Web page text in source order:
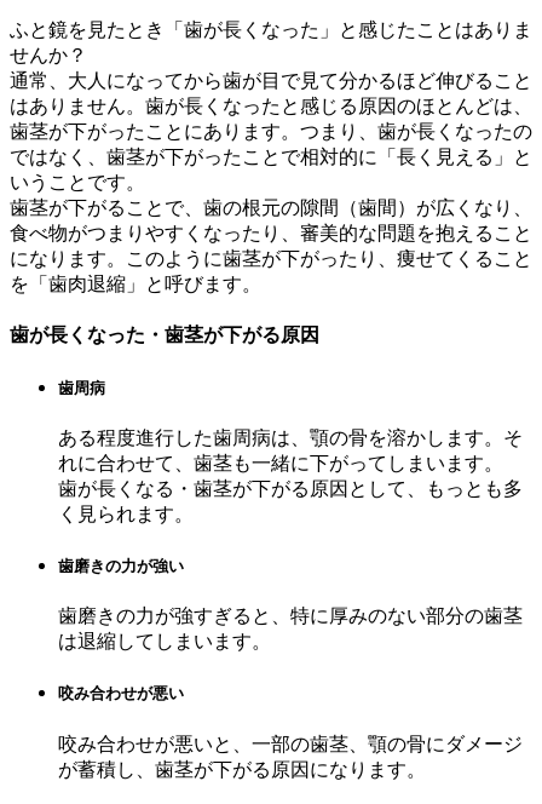
ふと鏡を見たとき「歯が長くなった」と感じたことはありま
せんか？
通常、大人になってから歯が目で見て分かるほど伸びること
はありません。歯が長くなったと感じる原因のほとんどは、
歯茎が下がったことにあります。つまり、歯が長くなったの
ではなく、歯茎が下がったことで相対的に「長く見える」と
いうことです。
歯茎が下がることで、歯の根元の隙間（歯間）が広くなり、
食べ物がつまりやすくなったり、審美的な問題を抱えること
になります。このように歯茎が下がったり、痩せてくること
を「歯肉退縮」と呼びます。
歯が長くなった・歯茎が下がる原因
歯周病
ある程度進行した歯周病は、顎の骨を溶かします。そ
れに合わせて、歯茎も一緒に下がってしまいます。
歯が長くなる・歯茎が下がる原因として、もっとも多
く見られます。
歯磨きの力が強い
歯磨きの力が強すぎると、特に厚みのない部分の歯茎
は退縮してしまいます。
咬み合わせが悪い
咬み合わせが悪いと、一部の歯茎、顎の骨にダメージ
が蓄積し、歯茎が下がる原因になります。